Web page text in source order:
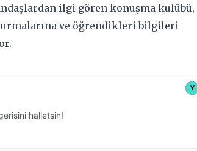
ilgi gören konuşma kulübü,
ve öğrendikleri bilgileri